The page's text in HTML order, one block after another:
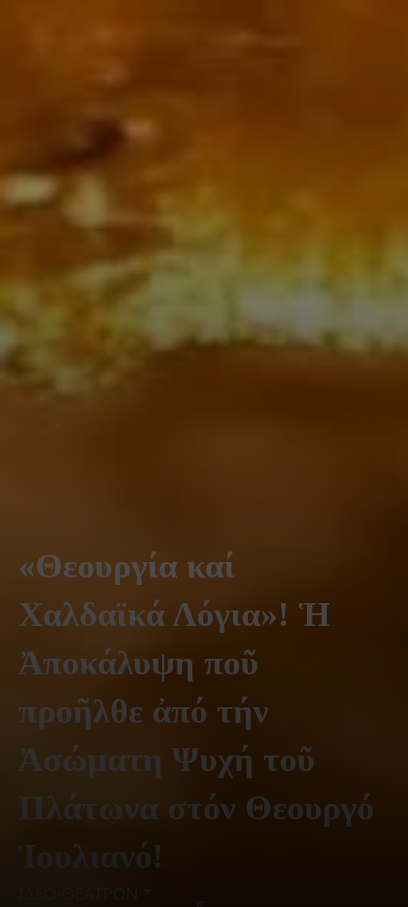
«Θεουργία καί
Χαλδαϊκά Λόγια»! Ἡ
Ἀποκάλυψη ποῦ
προῆλθε ἀπό τήν
Ἀσώματη Ψυχή τοῦ
Πλάτωνα στόν Θεουργό
Ἰουλιανό!
ΙΔΕΟ-ΘΕΑΤΡΟΝ *